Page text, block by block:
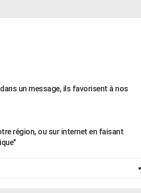
un message, ils favorisent à nos
région, ou sur internet en faisant